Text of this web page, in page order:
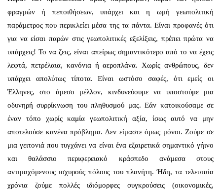
φραγμών ή πεποιθήσεων, υπάρχει και η ωμή γεωπολιτική
παράμετρος που περικλείει μέσα της τα πάντα. Είναι προφανές ότι
για να είσαι παρών στις γεωπολιτικές εξελίξεις, πρέπει πρώτα να
υπάρχεις! Το να ζεις, είναι απείρως σημαντικότερο από το να έχεις
λεφτά, πετρέλαια, κανόνια ή αεροπλάνα. Χωρίς ανθρώπους, δεν
υπάρχει απολύτως τίποτα. Είναι ωστόσο σαφές, ότι εμείς οι
Έλληνες, στο άμεσο μέλλον, κινδυνεύουμε να υποστούμε μια
οδυνηρή συρρίκνωση του πληθυσμού μας. Εάν κατοικούσαμε σε
έναν τόπο χωρίς καμία γεωπολιτική αξία, ίσως αυτό να μην
αποτελούσε κανένα πρόβλημα. Δεν είμαστε όμως μόνοι. Ζούμε σε
μια γειτονιά που τυγχάνει να είναι ένα εξαιρετικά σημαντικό γήινο
και θαλάσσιο περιφερειακό κράσπεδο ανάμεσα στους
αντιμαχόμενους ισχυρούς πόλους του πλανήτη. Ήδη, τα τελευταία
χρόνια ζούμε πολλές ιδιόμορφες συγκρούσεις (οικονομικές,